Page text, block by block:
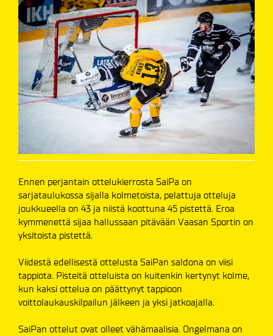
Ennen perjantain ottelukierrosta SaiPa on
sarjataulukossa sijalla kolmetoista, pelattuja otteluja
joukkueella on 43 ja niistä koottuna 45 pistettä. Eroa
kymmenettä sijaa hallussaan pitävään Vaasan Sportin on
yksitoista pistettä.
Viidestä edellisestä ottelusta SaiPan saldona on viisi
tappiota. Pisteitä otteluista on kuitenkin kertynyt kolme,
kun kaksi ottelua on päättynyt tappioon
voittolaukauskilpailun jälkeen ja yksi jatkoajalla.
SaiPan ottelut ovat olleet vähämaalisia. Ongelmana on